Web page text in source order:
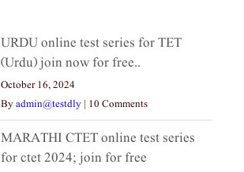
URDU online test series for TET
(Urdu) join now for free..
October 16, 2024
Byadmin@testdly | 10 Comments
MARATHI CTET online test series
for ctet 2024; join for free